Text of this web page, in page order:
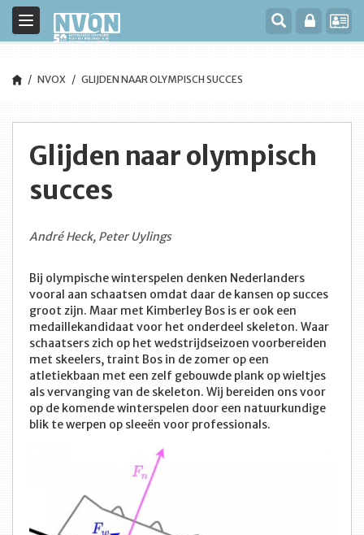
Toggle
navigation
NVOX GLIJDEN NAAR OLYMPISCH SUCCES
Glijden naar olympisch
succes
André Heck, Peter Uylings
Bij olympische winterspelen denken Nederlanders
vooral aan schaatsen omdat daar de kansen op succes
groot zijn. Maar met Kimberley Bos is er ook een
medaillekandidaat voor het onderdeel skeleton. Waar
schaatsers zich op het wedstrijdseizoen voorbereiden
met skeelers, traint Bos in de zomer op een
atletiekbaan met een zelf gebouwde plank op wieltjes
als vervanging van de skeleton. Wij bereiden ons voor
op de komende winterspelen door een natuurkundige
blik te werpen op sleeën voor professionals.